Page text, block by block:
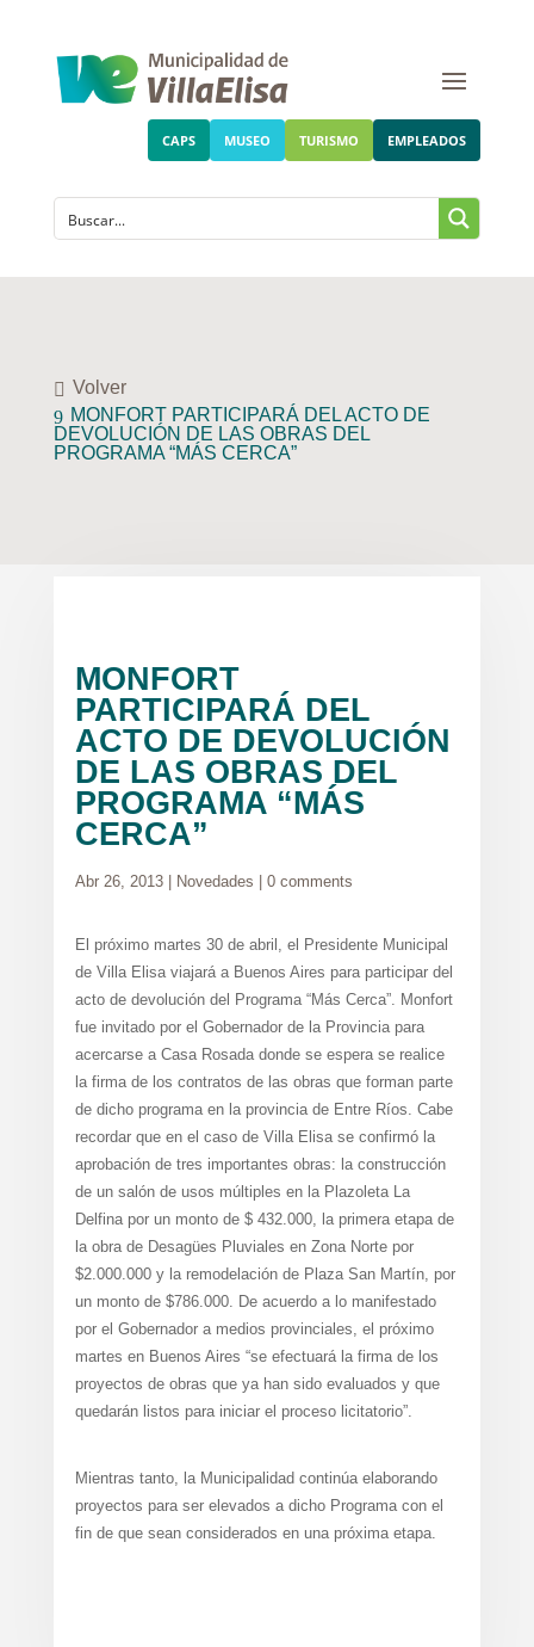
CAPS MUSEO TURISMO EMPLEADOS
Volver
MONFORT PARTICIPARÁ DEL ACTO DE
DEVOLUCIÓN DE LAS OBRAS DEL
PROGRAMA “MÁS CERCA”
MONFORT
PARTICIPARÁ DEL
ACTO DE DEVOLUCIÓN
DE LAS OBRAS DEL
PROGRAMA “MÁS
CERCA”
Abr 26, 2013| Novedades 0 comments
El próximo martes 30 de abril, el Presidente Municipal
de Villa Elisa viajará a Buenos Aires para participar del
acto de devolución del Programa “Más Cerca”. Monfort
fue invitado por el Gobernador de la Provincia para
acercarse a Casa Rosada donde se espera se realice
la firma de los contratos de las obras que forman parte
de dicho programa en la provincia de Entre Ríos. Cabe
recordar que en el caso de Villa Elisa se confirmó la
aprobación de tres importantes obras: la construcción
de un salón de usos múltiples en la Plazoleta La
Delfina por un monto de $ 432.000, la primera etapa de
la obra de Desagües Pluviales en Zona Norte por
$2.000.000 y la remodelación de Plaza San Martín, por
un monto de $786.000. De acuerdo a lo manifestado
por el Gobernador a medios provinciales, el próximo
martes en Buenos Aires “se efectuará la firma de los
proyectos de obras que ya han sido evaluados y que
quedarán listos para iniciar el proceso licitatorio”.
Mientras tanto, la Municipalidad continúa elaborando
proyectos para ser elevados a dicho Programa con el
fin de que sean considerados en una próxima etapa.